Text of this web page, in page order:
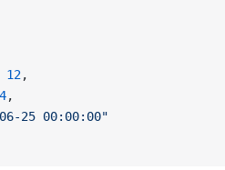
12,
,
25 00:00:00"